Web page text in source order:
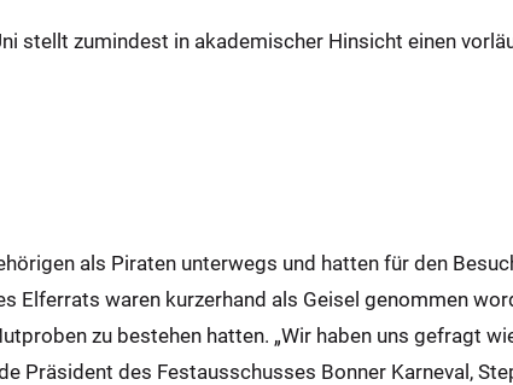
stellt zumindest in akademischer Hinsicht einen
als Piraten unterwegs und hatten für den
Elferrats waren kurzerhand als Geisel genommen
zu bestehen hatten. „Wir haben uns gefragt
Präsident des Festausschusses Bonner Karneval,